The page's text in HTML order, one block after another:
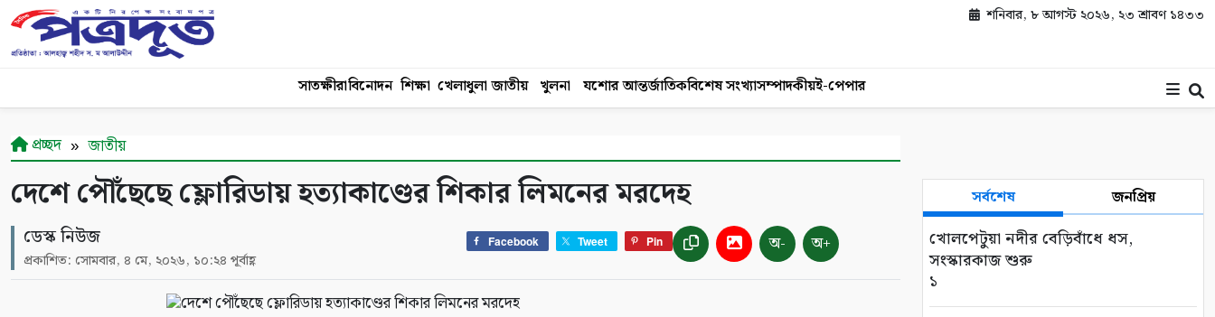
শনিবার, ৮ আগস্ট ২০২৬, ২৩ শ্রাবণ ১৪৩৩
সাতক্ষীরাবিনোদন শিক্ষা খেলাধুলা জাতীয় খুলনা যশোর আন্তর্জাতিকবিশেষ সংখ্যাসম্পাদকীয়ই-পেপার
প্রচ্ছদ জাতীয়
দেশে পৌঁছেছে ফ্লোরিডায় হত্যাকাণ্ডের শিকার লিমনের মরদেহ
ডেস্ক নিউজ
প্রকাশিত: সোমবার, ৪ মে, ২০২৬, ১০:২৪ পূর্বাহ্ণ
Facebook Tweet Pin অ- অ+
সর্বশেষ জনপ্রিয়
খোলপেটুয়া নদীর বেড়িবাঁধে ধস,
সংস্কারকাজ শুরু
১